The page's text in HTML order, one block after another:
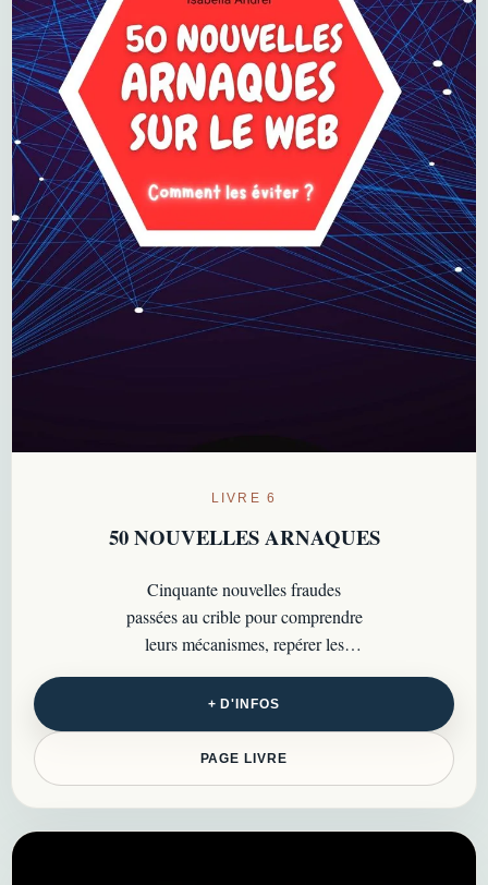
LIVRE 6
50 NOUVELLES ARNAQUES
Cinquante nouvelles fraudes
passées au crible pour comprendre
leurs mécanismes, repérer les
signaux d’alerte et adopter les bons
réflexes au quotidien…
+ D'INFOS
PAGE LIVRE